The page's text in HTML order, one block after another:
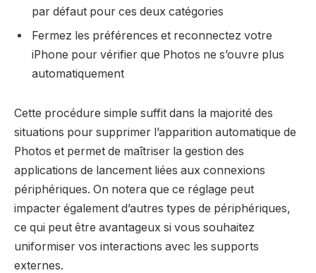
par défaut pour ces deux catégories
Fermez les préférences et reconnectez votre
iPhone pour vérifier que Photos ne s’ouvre plus
automatiquement
Cette procédure simple suffit dans la majorité des
situations pour supprimer l’apparition automatique de
Photos et permet de maîtriser la gestion des
applications de lancement liées aux connexions
périphériques. On notera que ce réglage peut
impacter également d’autres types de périphériques,
ce qui peut être avantageux si vous souhaitez
uniformiser vos interactions avec les supports
externes.